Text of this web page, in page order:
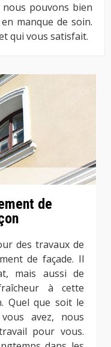
pouvons bien
manque de soin.
qui vous satisfait.
de
des travaux de
de façade. Il
mais aussi de
à cette
Quel que soit le
avez, nous
pour vous.